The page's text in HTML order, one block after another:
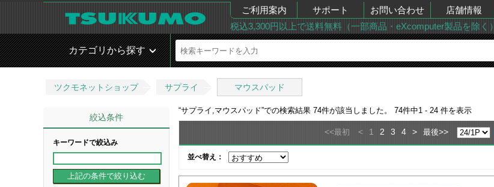
ご利用案内 サポート お問い合わせ 店舗情報
税込3,300円以上で送料無料（一部商品・eXcomputer製品を除く）
カテゴリから探す
ツクモネットショップ サプライ マウスパッド
絞込条件
キーワードで絞込み
“サプライ,マウスパッド”での検索結果 74件が該当しました。 74件中1 - 24 件を表示
<<最初 < 1 2 3 4 > 最後>>
並べ替え：